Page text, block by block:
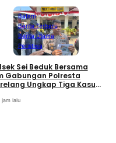
Batam
Berita Terbaru
Berita Utama
Peristiwa
Sei Beduk Bersama
Gabungan Polresta
Ungkap Tiga Kasus
jam lalu